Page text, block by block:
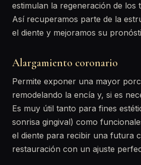
estimulan la regeneración de los
Así recuperamos parte de la
el diente y mejoramos su
Alargamiento coronario
Permite exponer una mayor
remodelando la encía y, si es
Es muy útil tanto para fines
sonrisa gingival) como
el diente para recibir una futura
restauración con un ajuste